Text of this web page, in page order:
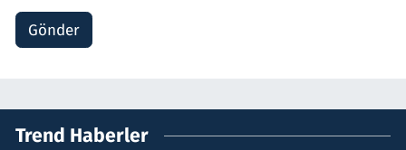
Gönder
Trend Haberler